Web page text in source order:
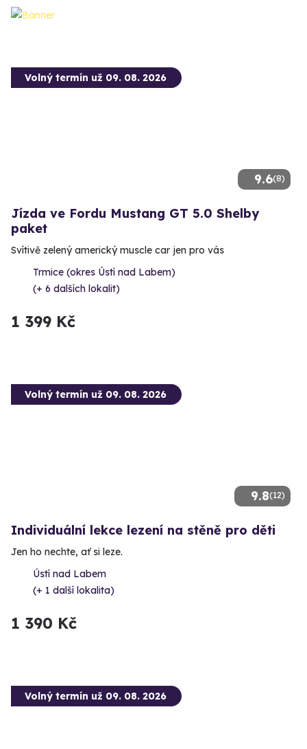
9.6(8)
Volný termín už 09. 08. 2026
Jízda ve Fordu Mustang GT 5.0 Shelby
paket
Svítivě zelený americký muscle car jen pro vás
Trmice (okres Ústí nad Labem)
(+ 6 dalších lokalit)
1 399 Kč
9.8(12)
Volný termín už 09. 08. 2026
Individuální lekce lezení na stěně pro děti
Jen ho nechte, ať si leze.
Ústí nad Labem
(+ 1 další lokalita)
1 390 Kč
Volný termín už 09. 08. 2026